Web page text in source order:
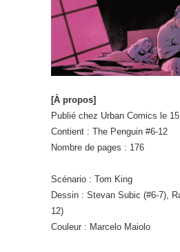
[À propos]
Publié chez Urban Comics le
Contient : The Penguin #6-12
Nombre de pages : 176
Scénario : Tom King
Dessin : Stevan Subic (#6-7),
12)
Couleur : Marcelo Maiolo